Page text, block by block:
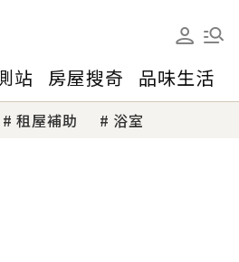
站 房屋搜奇 品味生活
租屋補助 浴室